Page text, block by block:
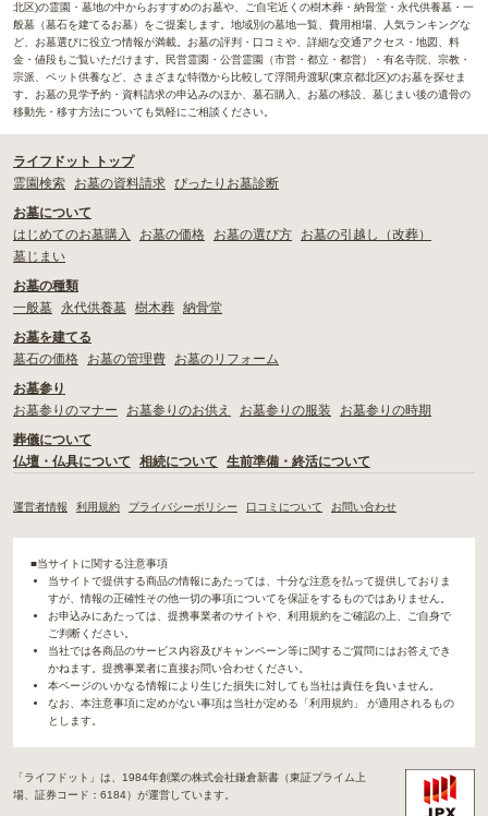
北区)の霊園・墓地の中からおすすめのお墓や、ご自宅近くの樹木葬・納骨堂・永代供養墓・一
般墓（墓石を建てるお墓）をご提案します。地域別の墓地一覧、費用相場、人気ランキングな
ど、お墓選びに役立つ情報が満載。お墓の評判・口コミや、詳細な交通アクセス・地図、料
金・値段もご覧いただけます。民営霊園・公営霊園（市営・都立・都営）・有名寺院、宗教・
宗派、ペット供養など、さまざまな特徴から比較して浮間舟渡駅(東京都北区)のお墓を探せま
す。お墓の見学予約・資料請求の申込みのほか、墓石購入、お墓の移設、墓じまい後の遺骨の
移動先・移す方法についても気軽にご相談ください。
ライフドット トップ
霊園検索
お墓の資料請求 ぴったりお墓診断
お墓について
はじめてのお墓購入
お墓の価格 お墓の選び方
お墓の引越し（改葬）
墓じまい
お墓の種類
一般墓
永代供養墓 樹木葬 納骨堂
お墓を建てる
墓石の価格
お墓の管理費
お墓のリフォーム
お墓参り
お墓参りのマナー
お墓参りのお供え お墓参りの服装
お墓参りの時期
葬儀について
仏壇・仏具について
相続について 生前準備・終活について
運営者情報 利用規約 プライバシーポリシー 口コミについて お問い合わせ
■当サイトに関する注意事項
当サイトで提供する商品の情報にあたっては、十分な注意を払って提供しておりま
すが、情報の正確性その他一切の事項についてを保証をするものではありません。
お申込みにあたっては、提携事業者のサイトや、利用規約をご確認の上、ご自身で
ご判断ください。
当社では各商品のサービス内容及びキャンペーン等に関するご質問にはお答えでき
かねます。提携事業者に直接お問い合わせください。
本ページのいかなる情報により生じた損失に対しても当社は責任を負いません。
なお、本注意事項に定めがない事項は当社が定める「利用規約」 が適用されるもの
とします。
「ライフドット」は、1984年創業の株式会社鎌倉新書（東証プライム上
場、証券コード：6184）が運営しています。